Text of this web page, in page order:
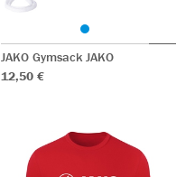
JAKO Gymsack JAKO
12,50 €